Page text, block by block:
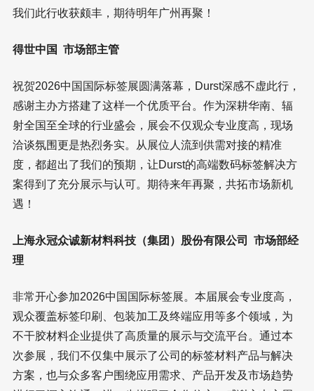
我们此行收获颇丰，期待明年广州再聚！
得世中国 市场部主管
祝贺2026中国国际标签展圆满落幕，Durst深感不虚此行，
感谢主办方搭建了这样一个优质平台。作为深耕华南、辐
射全国至全球的行业盛会，展会不仅观众专业度高，现场
洽谈氛围更是热烈务实。从展位人流到供需对接的精准
度，都超出了我们的预期，让Durst的高端数码标签解决方
案得到了充分展示与认可。期待来年再聚，共拓市场新机
遇！
上海永冠众诚新材料科技（集团）股份有限公司 市场部经
理
非常开心参加2026中国国际标签展。本届展会专业度高，
观众覆盖标签印刷、包装加工及终端应用等多个领域，为
不干胶材料企业提供了高质量的展示与交流平台。通过本
次参展，我们不仅集中展示了公司的标签材料产品与解决
方案，也与众多客户围绕应用需求、产品开发及市场趋势